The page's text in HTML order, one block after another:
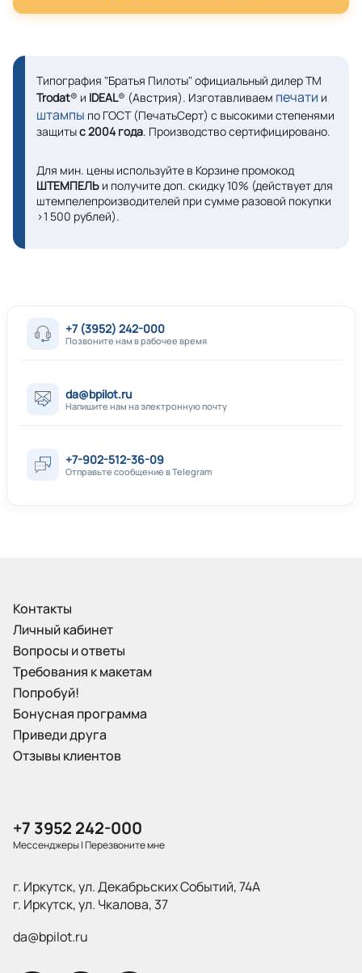
Типография "Братья Пилоты" официальный дилер ТМ
Trodat® и IDEAL® (Австрия). Изготавливаем печати и
штампы по ГОСТ (ПечатьСерт) с высокими степенями
защитыс 2004 года. Производство сертифицировано.
Для мин. цены используйте в Корзине промокод
ШТЕМПЕЛЬ и получите доп. скидку 10% (действует для
штемпелепроизводителей при сумме разовой покупки
>1 500 рублей).
+7 (3952) 242-000
Позвоните нам в рабочее время
da@bpilot.ru
Напишите нам на электронную почту
+7-902-512-36-09
Отправьте сообщение в Telegram
Контакты
Личный кабинет
Вопросы и ответы
Требования к макетам
Попробуй!
Бонусная программа
Приведи друга
Отзывы клиентов
+7 3952 242-000
Мессенджеры|Перезвоните мне
г. Иркутск, ул. Декабрьских Событий, 74А
г. Иркутск, ул. Чкалова, 37
da@bpilot.ru